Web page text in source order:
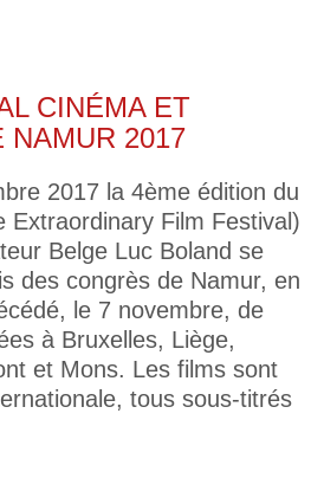
CINÉMA ET
NAMUR 2017
2017 la 4ème édition du
Extraordinary Film Festival)
Belge Luc Boland se
des congrès de Namur, en
le 7 novembre, de
à Bruxelles, Liège,
et Mons. Les films sont
tous sous-titrés